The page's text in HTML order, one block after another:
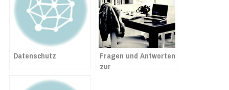
Datenschutz
Fragen und Antworten
zur